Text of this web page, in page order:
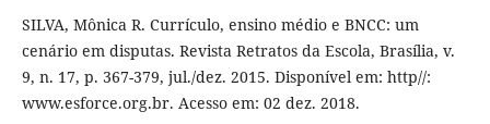
SILVA, Mônica R. Currículo, ensino médio e BNCC: um
cenário em disputas. Revista Retratos da Escola, Brasília, v.
9, n. 17, p. 367-379, jul./dez. 2015. Disponível em: http//:
www.esforce.org.br. Acesso em: 02 dez. 2018.